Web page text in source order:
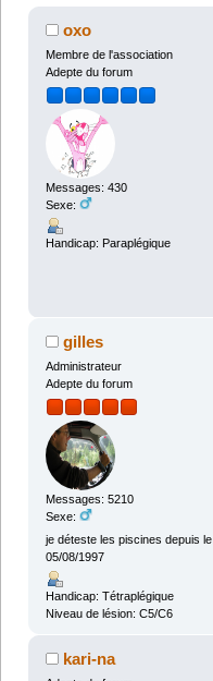
oxo
Membre de l'association
Adepte du forum
Messages: 430
Sexe:
Handicap: Paraplégique
gilles
Administrateur
Adepte du forum
Messages: 5210
Sexe:
je déteste les piscines depuis le
05/08/1997
Handicap: Tétraplégique
Niveau de lésion: C5/C6
kari-na